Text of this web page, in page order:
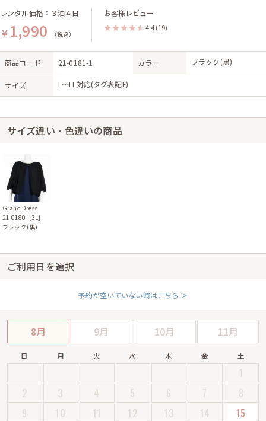
レンタル価格：３泊４日
￥ 1,990 （税込）
お客様レビュー
4.4 (19)
商品コード 21-0181-1 カラー ブラック(黒)
サイズ L〜LL対応(タグ表記F)
サイズ違い・色違いの商品
Grand Dress
21-0180［3L］
ブラック(黒)
ご利用日を選択
予約が空いていない時はこちら ＞
8月 9月 10月 11月
日 月 火 水 木 金 土
1
2
3 4 5 6 7
8
9
10 11 12 13 14
15